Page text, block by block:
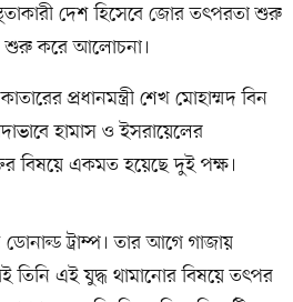
দেশ হিসেবে জোর তৎপরতা শুরু
শুরু করে আলোচনা।
প্রধানমন্ত্রী শেখ মোহাম্মদ বিন
হামাস ও ইসরায়েলের
বিষয়ে একমত হয়েছে দুই পক্ষ।
ডোনাল্ড ট্রাম্প। তার আগে গাজায়
তিনি এই যুদ্ধ থামানোর বিষয়ে তৎপর